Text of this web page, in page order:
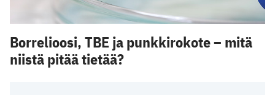
Borrelioosi, TBE ja punkkirokote – mitä
niistä pitää tietää?